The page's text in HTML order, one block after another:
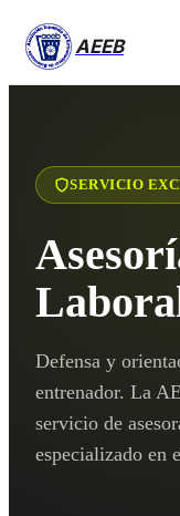
AEEB
SERVICIO
Defensa y
entrenador. La
servicio de
especializado en